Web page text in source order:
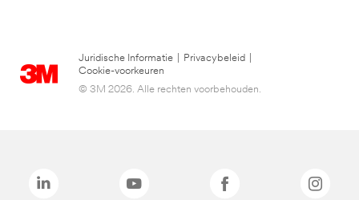
Juridische Informatie Privacybeleid
Cookie-voorkeuren
© 3M 2026. Alle rechten voorbehouden.